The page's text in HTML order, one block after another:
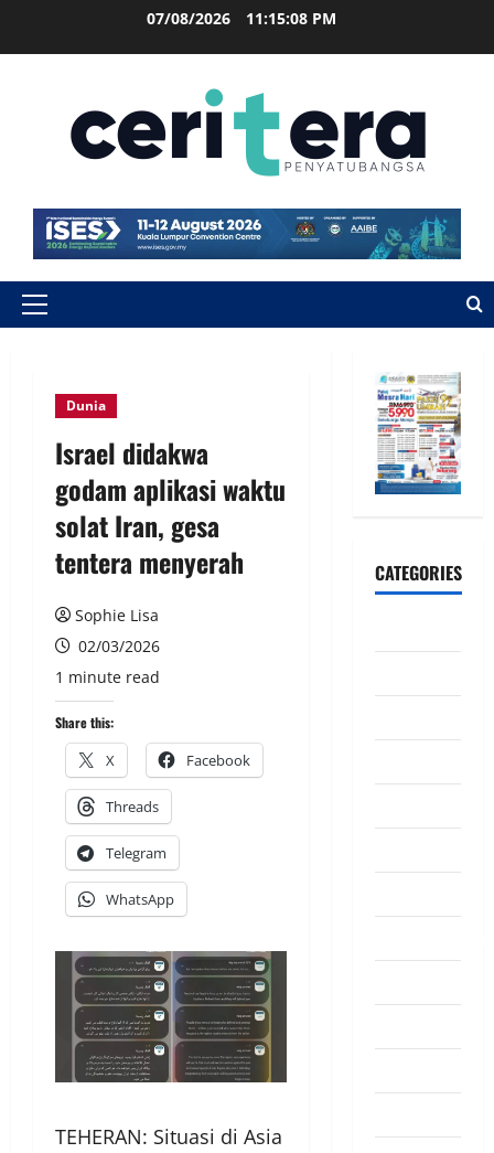
07/08/2026 11:15:08 PM
Dunia
Israel didakwa
godam aplikasi waktu
solat Iran, gesa
tentera menyerah
Sophie Lisa
02/03/2026
1 minute read
Share this:
X Facebook
Threads
Telegram
WhatsApp
TEHERAN: Situasi di Asia
CATEGORIES